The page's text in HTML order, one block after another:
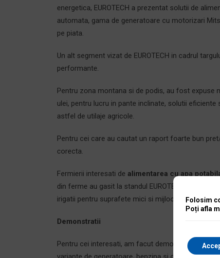
energetica, EUROTECH a prezentat solutii de
automata, gama de generatoare cu motorizari
pe piata.
Un alt segment vizat de EUROTECH in cadrul
performante.
Pentru zona montana si de podis, au fost
ulei, pentru lucru in pante inclinate, solutii
astfel de utilaje agricole.
Pentru cei care au cautat un raport foarte bun
corecta.
Fermierii interesati de alimentarea cu apa
din ferme au gasit la standul EUROTECH solutii
irigatii pentru suprafete mici si mijlocii au fost
Demonstratii
Pentru cei interesati, am facut demonstratii cu
Folosim
Poți afla